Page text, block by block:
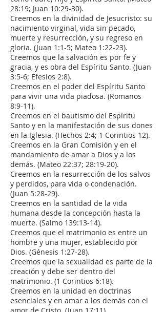
28:19; Juan 10:29-30).
Creemos en la divinidad de Jesucristo: su
nacimiento virginal, vida sin pecado,
muerte y resurrección, y su regreso en
gloria. (Juan 1:1-5; Mateo 1:22-23).
Creemos que la salvación es por fe y
gracia, y es obra del Espíritu Santo. (Juan
3:5-6; Efesios 2:8).
Creemos en el poder del Espíritu Santo
para vivir una vida piadosa. (Romanos
8:9-11).
Creemos en el bautismo del Espíritu
Santo y en la manifestación de sus dones
en la Iglesia. (Hechos 2:4; 1 Corintios 12).
Creemos en la Gran Comisión y en el
mandamiento de amar a Dios y a los
demás. (Mateo 22:37; 28:19-20).
Creemos en la resurrección de los salvos
y perdidos, para vida o condenación.
(Juan 5:28-29).
Creemos en la santidad de la vida
humana desde la concepción hasta la
muerte. (Salmo 139:13-14).
Creemos que el matrimonio es entre un
hombre y una mujer, establecido por
Dios. (Génesis 1:27-28).
Creemos que la sexualidad es parte de la
creación y debe ser dentro del
matrimonio. (1 Corintios 6:18).
Creemos en la unidad en doctrinas
esenciales y en amar a los demás con el